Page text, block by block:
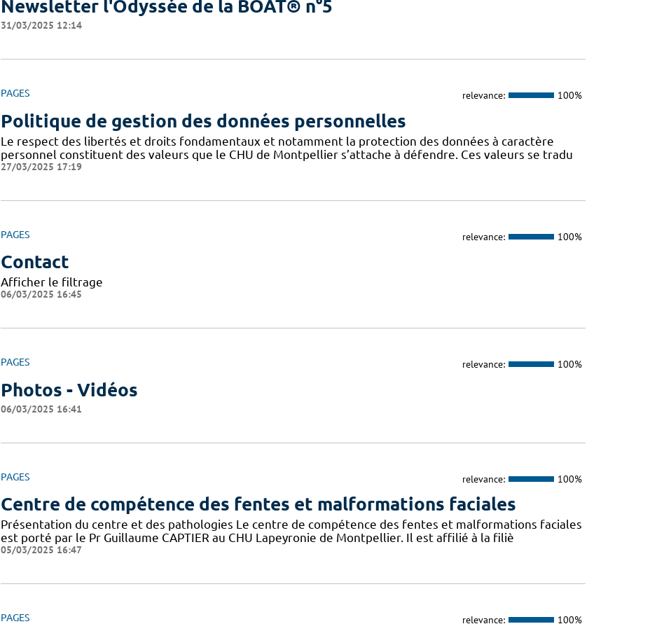
Newsletter l'Odyssée de la BOAT® n°5
31/03/2025 12:14
PAGES relevance: 100%
Politique de gestion des données personnelles
Le respect des libertés et droits fondamentaux et notamment la protection des données à caractère
personnel constituent des valeurs que le CHU de Montpellier s’attache à défendre. Ces valeurs se tradu
27/03/2025 17:19
PAGES relevance: 100%
Contact
Afficher le filtrage
06/03/2025 16:45
PAGES relevance: 100%
Photos - Vidéos
06/03/2025 16:41
PAGES relevance: 100%
Centre de compétence des fentes et malformations faciales
Présentation du centre et des pathologies Le centre de compétence des fentes et malformations faciales
est porté par le Pr Guillaume CAPTIER au CHU Lapeyronie de Montpellier. Il est affilié à la filiè
05/03/2025 16:47
PAGES relevance: 100%